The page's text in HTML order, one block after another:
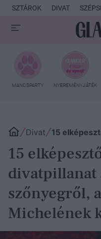
SZTÁROK DIVAT
MANCSPARTY NYEREMÉNYJÁTÉK
Divat 15
15
divatpillanat
szőnyegről,
Michelének